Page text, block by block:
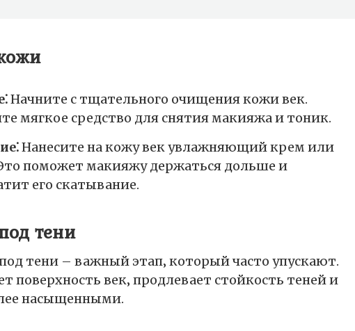
Начните с тщательного очищения кожи век.
мягкое средство для снятия макияжа и тоник.
Нанесите на кожу век увлажняющий крем или
поможет макияжу держаться дольше и
его скатывание.
тени
тени – важный этап‚ который часто упускают.
поверхность век‚ продлевает стойкость теней и
насыщенными.